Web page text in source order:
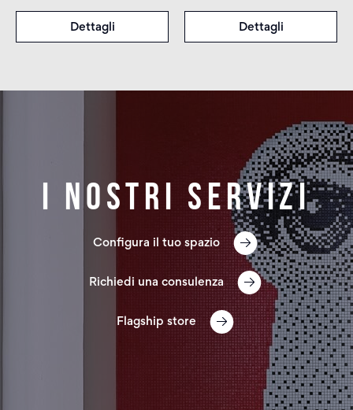
Dettagli Dettagli
I nostri servizi
Configura il tuo spazio
Richiedi una consulenza
Flagship store